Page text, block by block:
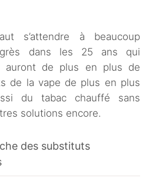
s’attendre à beaucoup
dans les 25 ans qui
auront de plus en plus de
de la vape de plus en plus
du tabac chauffé sans
solutions encore.
des substituts